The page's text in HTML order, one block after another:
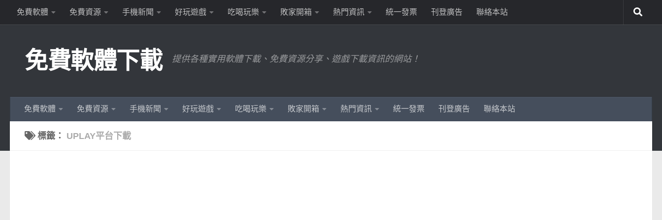
Skip to content
免費軟體 免費資源 手機新聞 好玩遊戲 吃喝玩樂 敗家開箱 熱門資訊 統一發票 刊登廣告 聯絡本站
免費軟體下載 提供各種實用軟體下載、免費資源分享、遊戲下載資訊的網站！
免費軟體 免費資源 手機新聞 好玩遊戲 吃喝玩樂 敗家開箱 熱門資訊 統一發票 刊登廣告 聯絡本站
標籤： UPLAY平台下載